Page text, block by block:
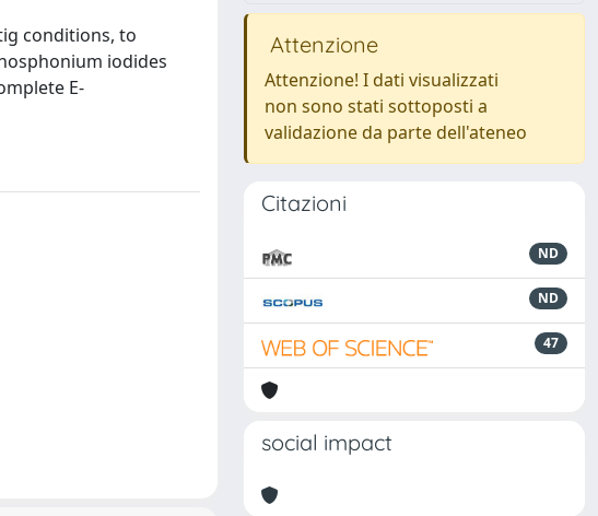
conditions, to
iodides
E-
Attenzione
Attenzione! I dati visualizzati
non sono stati sottoposti a
validazione da parte dell'ateneo
Citazioni
ND
ND
47
social impact